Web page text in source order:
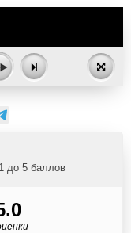
до 5 баллов